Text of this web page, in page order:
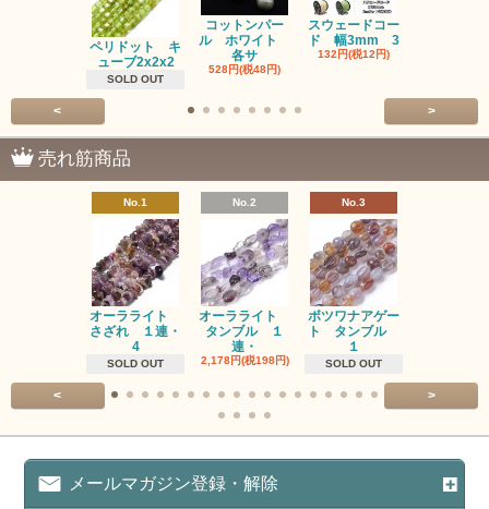
ペリドット キ
ューブ2x2x2
SOLD OUT
コットンパー
ル ホワイト
各サ
528円(税48円)
スウェードコー
ド 幅3mm 3
132円(税12円)
< >
売れ筋商品
No.1
オーラライト
さざれ １連・
4
SOLD OUT
No.2
オーラライト
タンブル １
連・
2,178円(税198円)
No.3
ボツワナアゲー
ト タンブル
１
SOLD OUT
< >
メールマガジン登録・解除